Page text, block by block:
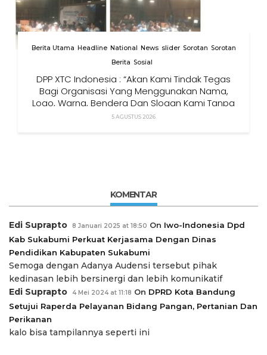
Berita Utama Headline National News slider Sorotan Sorotan
Berita Sosial
DPP XTC Indonesia : “Akan Kami Tindak Tegas
Bagi Organisasi Yang Menggunakan Nama,
Logo, Warna, Bendera Dan Slogan Kami Tanpa
Izin”
5 AGUSTUS 2026
KOMENTAR
Edi Suprapto 8 Januari 2025 at 18:50 On Iwo-Indonesia Dpd
Kab Sukabumi Perkuat Kerjasama Dengan Dinas
Pendidikan Kabupaten Sukabumi
Semoga dengan Adanya Audensi tersebut pihak
kedinasan lebih bersinergi dan lebih komunikatif
Edi Suprapto
4 Mei 2024 at 11:18 On DPRD Kota Bandung
Setujui Raperda Pelayanan Bidang Pangan, Pertanian Dan
Perikanan
kalo bisa tampilannya seperti ini